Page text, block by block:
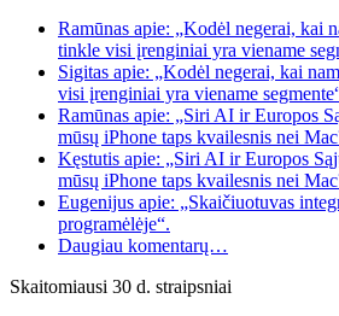
Ramūnas apie: „Kodėl negerai, kai
tinkle visi įrenginiai yra viename
Sigitas apie: „Kodėl negerai, kai
visi įrenginiai yra viename
Ramūnas apie: „Siri AI ir Europos
mūsų iPhone taps kvailesnis nei
Kęstutis apie: „Siri AI ir Europos
mūsų iPhone taps kvailesnis nei
Eugenijus apie: „Skaičiuotuvas
programėlėje“.
Daugiau komentarų…
Skaitomiausi 30 d. straipsniai